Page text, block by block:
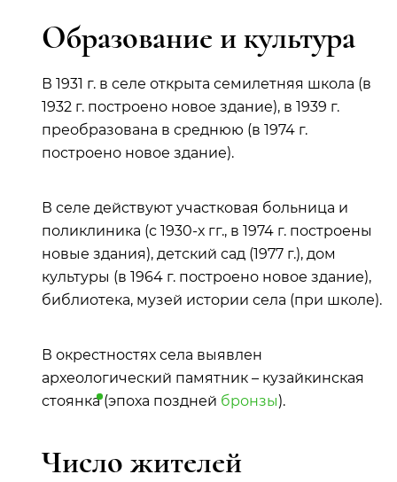
Образование и культура
В 1931 г. в селе открыта семилетняя школа (в
1932 г. построено новое здание), в 1939 г.
преобразована в среднюю (в 1974 г.
построено новое здание).
В селе действуют участковая больница и
поликлиника (с 1930-х гг., в 1974 г. построены
новые здания), детский сад (1977 г.), дом
культуры (в 1964 г. построено новое здание),
библиотека, музей истории села (при школе).
В окрестностях села выявлен
археологический памятник – кузайкинская
стоянка(эпоха поздней бронзы).
Число жителей